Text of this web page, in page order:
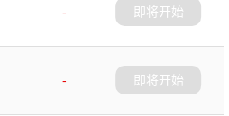
-
即将开始
-
即将开始